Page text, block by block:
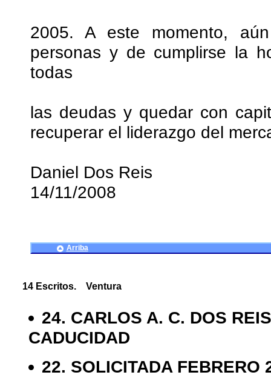
2005. A este momento,
personas y de cumplirse la
todas
las deudas y quedar con
recuperar el liderazgo del
Daniel Dos Reis
14/11/2008
Arriba
14 Escritos. Ventura
24. CARLOS A. C. DOS
CADUCIDAD
22. SOLICITADA FEBRERO